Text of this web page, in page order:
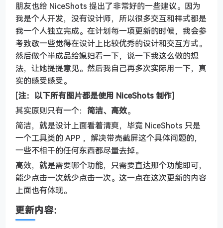
朋友也给 NiceShots 提出了非常好的一些建议。因为
我是个人开发，没有设计师，所以很多交互和样式都是
我一个人独立完成。在计划每一项更新的时候，我会参
考致敬一些觉得在设计上比较优秀的设计和交互方式。
然后做个半成品给媳妇看一下，说一下我这么做的想
法，让她提提意见。然后我自己再多次实际用一下，真
实的感受感受。
[注：以下所有图片都是使用 NiceShots 制作]
其实原则只有一个： 简洁、高效。
简洁，就是设计上面看着清爽，毕竟 NiceShots 只是
一个工具类的 APP ，解决带壳截屏这个具体问题的，
一些不相干的任何东西都尽量去掉。
高效，就是需要哪个功能，只需要直达那个功能即可，
能少点击一次就少点击一次。这一点在这次更新的内容
上面也有体现。
更新内容：